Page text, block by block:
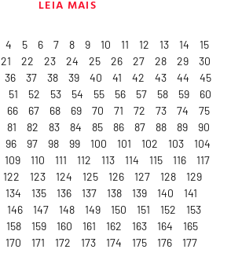
LEIA MAIS
4 5 6 7 8 9 10 11 12 13 14
15
21 22 23 24 25 26 27 28 29
30
36 37 38 39 40 41 42 43 44
45
51 52 53 54 55 56 57 58 59
60
66 67 68 69 70 71 72 73 74
75
81 82 83 84 85 86 87 88 89
90
96 97 98 99 100 101 102 103
104
109 110 111 112 113 114 115 116
117
122 123 124 125 126 127 128
129
134 135 136 137 138 139 140
141
146 147 148 149 150 151 152
153
158 159 160 161 162 163 164
165
170 171 172 173 174 175 176
177